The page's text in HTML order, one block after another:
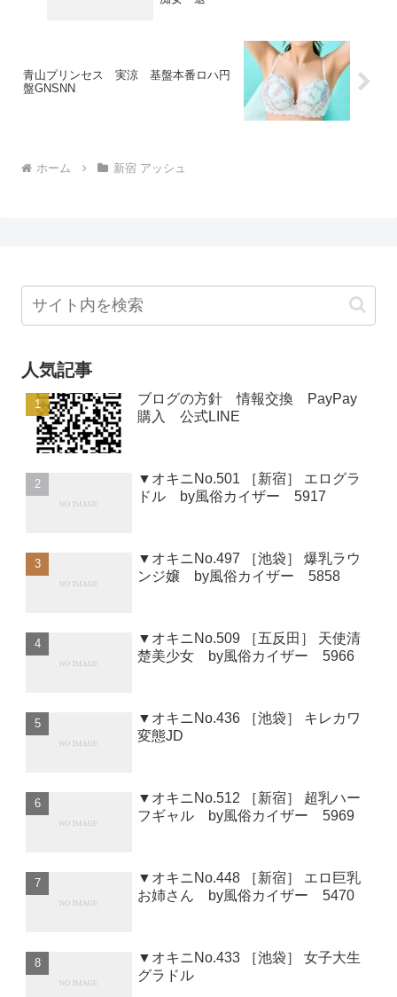
青山プリンセス 実涼 基盤本番ロハ円
盤GNSNN
ホーム 新宿 アッシュ
人気記事
ブログの方針 情報交換 PayPay
購入 公式LINE
▼オキニNo.501 ［新宿］ エログラ
ドル by風俗カイザー 5917
▼オキニNo.497 ［池袋］ 爆乳ラウ
ンジ嬢 by風俗カイザー 5858
▼オキニNo.509 ［五反田］ 天使清
楚美少女 by風俗カイザー 5966
▼オキニNo.436 ［池袋］ キレカワ
変態JD
▼オキニNo.512 ［新宿］ 超乳ハー
フギャル by風俗カイザー 5969
▼オキニNo.448 ［新宿］ エロ巨乳
お姉さん by風俗カイザー 5470
▼オキニNo.433 ［池袋］ 女子大生
グラドル